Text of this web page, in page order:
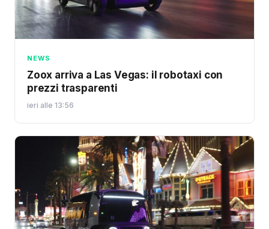
NEWS
Zoox arriva a Las Vegas: il robotaxi con
prezzi trasparenti
ieri alle 13:56